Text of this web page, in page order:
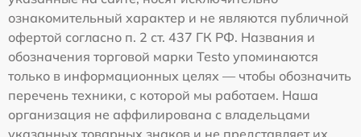
ознакомительный характер и не являются публичной
офертой согласно п. 2 ст. 437 ГК РФ. Названия и
обозначения торговой марки Testo упоминаются
только в информационных целях — чтобы обозначить
перечень техники, с которой мы работаем. Наша
организация не аффилирована с владельцами
указанных товарных знаков и не представляет их